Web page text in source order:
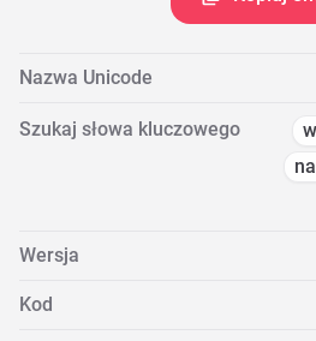
Nazwa Unicode
Szukaj słowa kluczowego
Wersja
Kod